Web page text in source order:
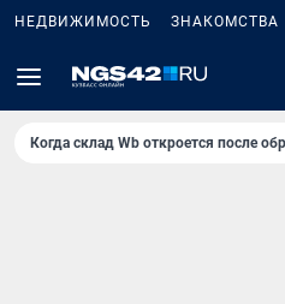
НЕДВИЖИМОСТЬ ЗНАКОМСТВА
Когда склад Wb откроется после